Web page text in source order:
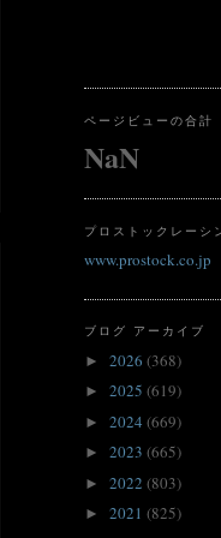
ページビューの合計
NaN
プロストックレーシ
www.prostock.co.jp
ブログ アーカイブ
► 2026 (368)
► 2025 (619)
► 2024 (669)
► 2023 (665)
► 2022 (803)
► 2021 (825)